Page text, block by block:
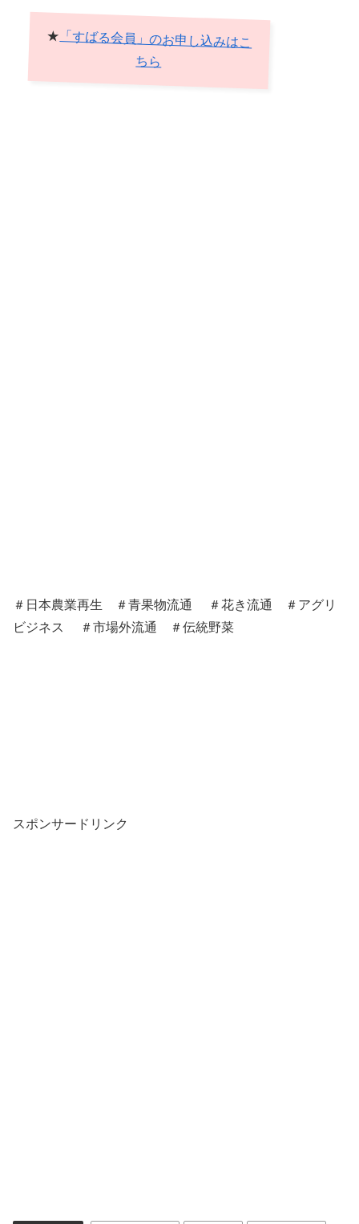
★「すばる会員」のお申し込みはこ
ちら
＃日本農業再生 ＃青果物流通 ＃花き流通 ＃アグリ
ビジネス ＃市場外流通 ＃伝統野菜
スポンサードリンク